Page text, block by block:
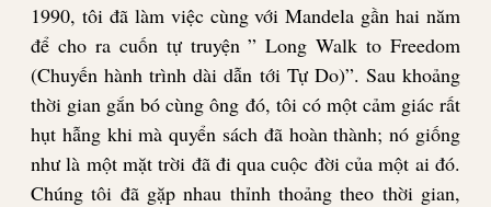
1990, tôi đã làm việc cùng với Mandela gần hai năm
để cho ra cuốn tự truyện ” Long Walk to Freedom
(Chuyến hành trình dài dẫn tới Tự Do)”. Sau khoảng
thời gian gắn bó cùng ông đó, tôi có một cảm giác rất
hụt hẫng khi mà quyển sách đã hoàn thành; nó giống
như là một mặt trời đã đi qua cuộc đời của một ai đó.
Chúng tôi đã gặp nhau thỉnh thoảng theo thời gian,